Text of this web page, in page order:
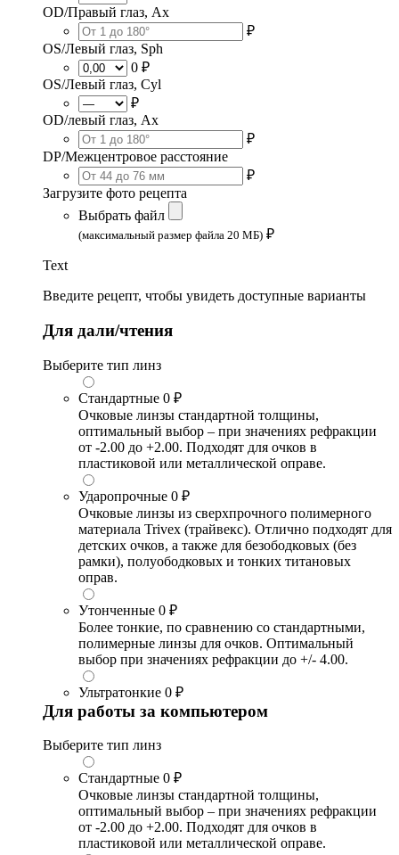
OD/Правый глаз, Ax
₽
OS/Левый глаз, Sph
0 ₽
OS/Левый глаз, Cyl
₽
OD/левый глаз, Ax
₽
DP/Межцентровое расстояние
₽
Загрузите фото рецепта
Выбрать файл
(максимальный размер файла 20 МБ) ₽
Text
Введите рецепт, чтобы увидеть доступные варианты
Для дали/чтения
Выберите тип линз
Стандартные 0 ₽
Очковые линзы стандартной толщины,
оптимальный выбор – при значениях рефракции
от -2.00 до +2.00. Подходят для очков в
пластиковой или металлической оправе.
Ударопрочные 0 ₽
Очковые линзы из сверхпрочного полимерного
материала Trivex (трайвекс). Отлично подходят для
детских очков, а также для безободковых (без
рамки), полуободковых и тонких титановых
оправ.
Утонченные 0 ₽
Более тонкие, по сравнению со стандартными,
полимерные линзы для очков. Оптимальный
выбор при значениях рефракции до +/- 4.00.
Ультратонкие 0 ₽
Для работы за компьютером
Выберите тип линз
Стандартные 0 ₽
Очковые линзы стандартной толщины,
оптимальный выбор – при значениях рефракции
от -2.00 до +2.00. Подходят для очков в
пластиковой или металлической оправе.